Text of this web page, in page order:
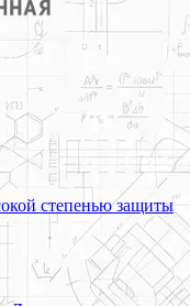
степенью защиты